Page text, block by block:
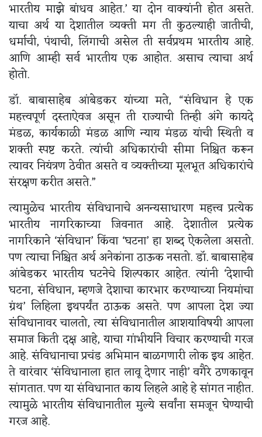
भारतीय माझे बांधव आहेत.’ या दोन वाक्यांनी होत असते.
याचा अर्थ या देशातील व्यक्ती मग ती कुठल्याही जातीची,
धर्माची, पंथाची, लिंगाची असेल ती सर्वप्रथम भारतीय आहे.
आणि आम्ही सर्व भारतीय एक आहोत. असाच त्याचा अर्थ
होतो.
डॉ. बाबासाहेब आंबेडकर यांच्या मते, “संविधान हे एक
महत्त्वपूर्ण दस्ताऐवज असून ती राज्याची तिन्ही अंगे कायदे
मंडळ, कार्यकाळी मंडळ आणि न्याय मंडळ यांची स्थिती व
शक्ती स्पष्ट करते. त्यांची अधिकारांची सीमा निश्चित करून
त्यावर नियंत्रण ठेवीत असते व व्यक्तीच्या मूलभूत अधिकारांचे
संरक्षण करीत असते.”
त्यामुळेच भारतीय संविधानाचे अनन्यसाधारण महत्त्व प्रत्येक
भारतीय नागरिकाच्या जिवनात आहे. देशातील प्रत्येक
नागरिकाने ‘संविधान’ किंवा ‘घटना’ हा शब्द ऐकलेला असतो.
पण त्याचा निश्चित अर्थ अनेकांना ठाऊक नसतो. डॉ. बाबासाहेब
आंबेडकर भारतीय घटनेचे शिल्पकार आहेत. त्यांनी ‘देशाची
घटना, संविधान, म्हणजे देशाचा कारभार करण्याच्या नियमांचा
ग्रंथ’ लिहिला इथपर्यंत ठाऊक असते. पण आपला देश ज्या
संविधानावर चालतो, त्या संविधानातील आशयाविषयी आपला
समाज किती दक्ष आहे, याचा गांभीर्याने विचार करण्याची गरज
आहे. संविधानाचा प्रचंड अभिमान बाळगणारी लोक इथ आहेत.
ते वारंवार ‘संविधानाला हात लावू देणार नाही’ वगैरे ठणकावून
सांगतात. पण या संविधानात काय लिहले आहे हे सांगत नाहीत.
त्यामुळे भारतीय संविधानातील मुल्ये सर्वांना समजून घेण्याची
गरज आहे.